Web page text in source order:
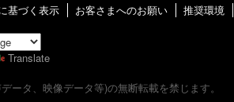
基づく表示 お客さまへのお願い 推奨環境
Translate
ータ、映像データ等)の無断転載を禁じます。